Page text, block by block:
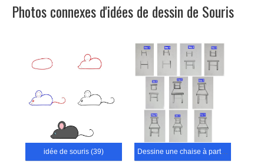
Photos connexes d'idées de dessin de Souris
idée de souris (39) Dessine une chaise à partir de la lettre H